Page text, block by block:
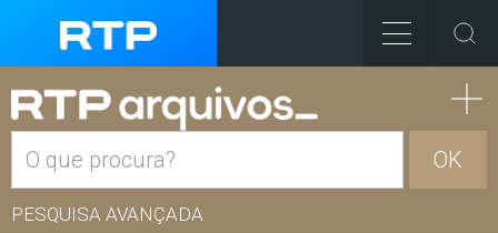
OK
PESQUISA AVANÇADA